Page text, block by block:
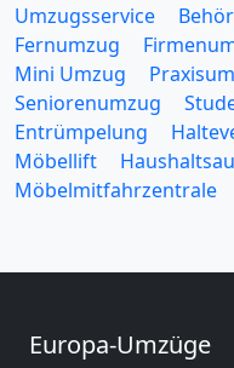
Umzugsservice
Fernumzug
Mini Umzug
Seniorenumzug
Entrümpelung
Möbellift
Möbelmitfahrzentrale
Europa-Umzüge